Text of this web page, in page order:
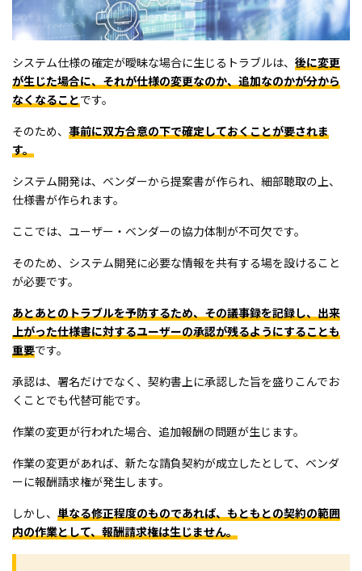
システム仕様の確定が曖昧な場合に生じるトラブルは、 後に変更
が生じた場合に、それが仕様の変更なのか、追加なのかが分から
なくなることです。
そのため、 事前に双方合意の下で確定しておくことが要されま
す。
システム開発は、ベンダーから提案書が作られ、細部聴取の上、
仕様書が作られます。
ここでは、ユーザー・ベンダーの協力体制が不可欠です。
そのため、システム開発に必要な情報を共有する場を設けること
が必要です。
あとあとのトラブルを予防するため、その議事録を記録し、出来
上がった仕様書に対するユーザーの承認が残るようにすることも
重要です。
承認は、署名だけでなく、契約書上に承認した旨を盛りこんでお
くことでも代替可能です。
作業の変更が行われた場合、追加報酬の問題が生じます。
作業の変更があれば、新たな請負契約が成立したとして、ベンダ
ーに報酬請求権が発生します。
しかし、 単なる修正程度のものであれば、もともとの契約の範囲
内の作業として、報酬請求権は生じません。